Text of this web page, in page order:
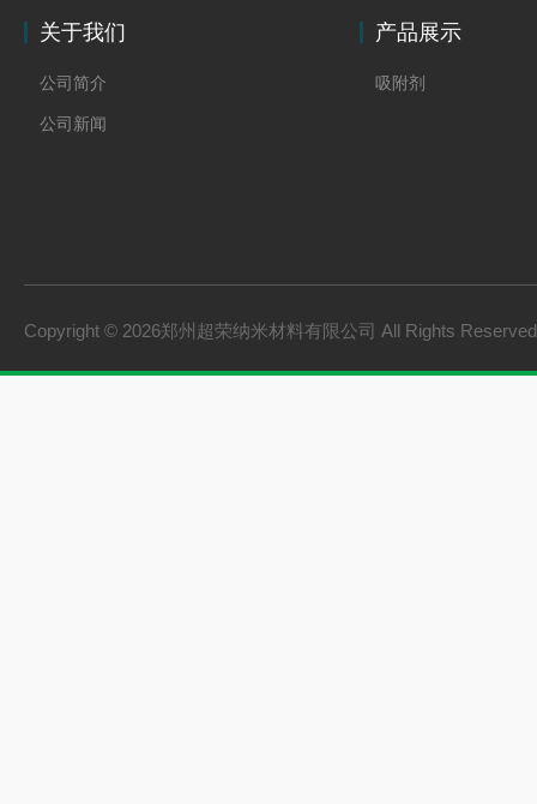
关于我们
公司简介
公司新闻
产品展示
吸附剂
Copyright © 2026郑州超荣纳米材料有限公司 All Rights